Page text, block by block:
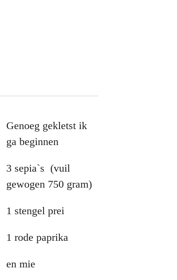
Genoeg gekletst ik
ga beginnen
3 sepia`s (vuil
gewogen 750 gram)
1 stengel prei
1 rode paprika
en mie